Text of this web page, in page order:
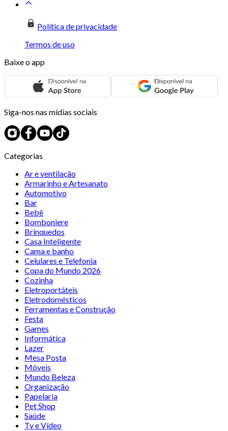
Política de privacidade
Termos de uso
Baixe o app
Siga-nos nas mídias sociais
Categorias
Ar e ventilação
Armarinho e Artesanato
Automotivo
Bar
Bebê
Bomboniere
Brinquedos
Casa Inteligente
Cama e banho
Celulares e Telefonia
Copa do Mundo 2026
Cozinha
Eletroportáteis
Eletrodomésticos
Ferramentas e Construção
Festa
Games
Informática
Lazer
Mesa Posta
Móveis
Mundo Beleza
Organização
Papelaria
Pet Shop
Saúde
Tv e Vídeo